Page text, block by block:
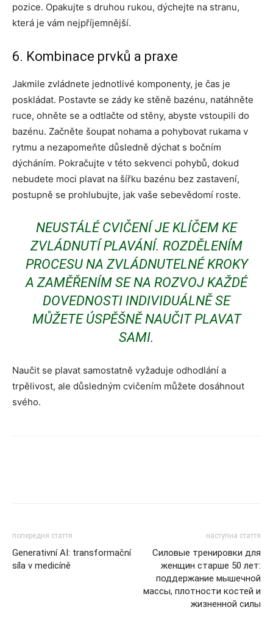
pozice. Opakujte s druhou rukou, dýchejte na stranu,
která je vám nejpříjemnější.
6. Kombinace prvků a praxe
Jakmile zvládnete jednotlivé komponenty, je čas je
poskládat. Postavte se zády ke stěně bazénu, natáhněte
ruce, ohněte se a odtlačte od stěny, abyste vstoupili do
bazénu. Začněte šoupat nohama a pohybovat rukama v
rytmu a nezapomeňte důsledně dýchat s bočním
dýcháním. Pokračujte v této sekvenci pohybů, dokud
nebudete moci plavat na šířku bazénu bez zastavení,
postupně se prohlubujte, jak vaše sebevědomí roste.
NEUSTÁLÉ CVIČENÍ JE KLÍČEM KE
ZVLÁDNUTÍ PLAVÁNÍ. ROZDĚLENÍM
PROCESU NA ZVLÁDNUTELNÉ KROKY
A ZAMĚŘENÍM SE NA ROZVOJ KAŽDÉ
DOVEDNOSTI INDIVIDUÁLNĚ SE
MŮŽETE ÚSPĚŠNĚ NAUČIT PLAVAT
SAMI.
Naučit se plavat samostatně vyžaduje odhodlání a
trpělivost, ale důsledným cvičením můžete dosáhnout
svého.
попередня стаття
Generativní AI: transformační
síla v medicíně
наступна стаття
Силовые тренировки для
женщин старше 50 лет:
поддержание мышечной
массы, плотности костей и
жизненной силы